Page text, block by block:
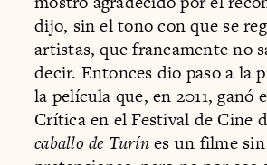
dijo, sin el tono con que se
artistas, que francamente no
decir. Entonces dio paso a la
la película que, en 2011, ganó
Crítica en el Festival de Cine
caballo de Turínes un filme sin